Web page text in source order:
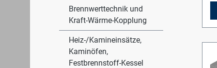
Brennwerttechnik und
Kraft-Wärme-Kopplung
Heiz-/Kamineinsätze,
Kaminöfen,
Festbrennstoff-Kessel